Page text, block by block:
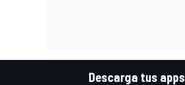
Descarga tus apps